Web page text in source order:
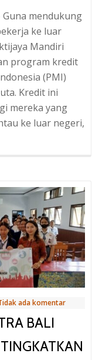
Guna mendukung
ke luar
Mandiri
program kredit
(PMI)
Kredit ini
mereka yang
ke luar negeri,
ada komentar
BALI